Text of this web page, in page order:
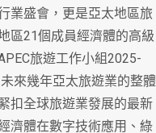
盛會，更是亞太地區旅
區21個成員經濟體的高級
旅遊工作小組2025-
來幾年亞太旅遊業的整體
扣全球旅遊業發展的最新
濟體在數字技術應用、綠